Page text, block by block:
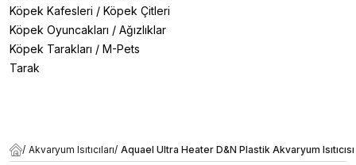
Köpek Kafesleri / Köpek Çitleri
Köpek Oyuncakları / Ağızlıklar
Köpek Tarakları / M-Pets
Tarak
/ Akvaryum Isıtıcıları/ Aquael Ultra Heater D&N Plastik Akvaryum